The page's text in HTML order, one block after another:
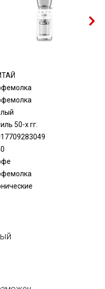
50-х гг.